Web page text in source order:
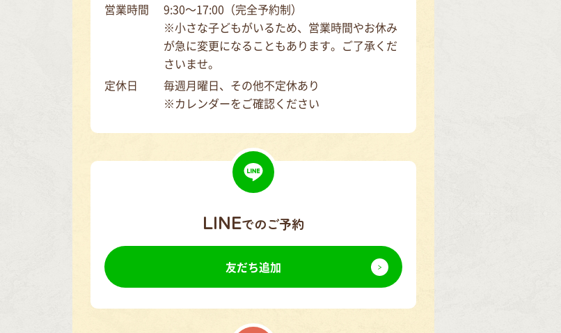
営業時間
9:30～17:00（完全予約制）
※小さな子どもがいるため、営業時間やお休み
が急に変更になることもあります。ご了承くだ
さいませ。
定休日
毎週月曜日、その他不定休あり
※カレンダーをご確認ください
LINEでのご予約
友だち追加